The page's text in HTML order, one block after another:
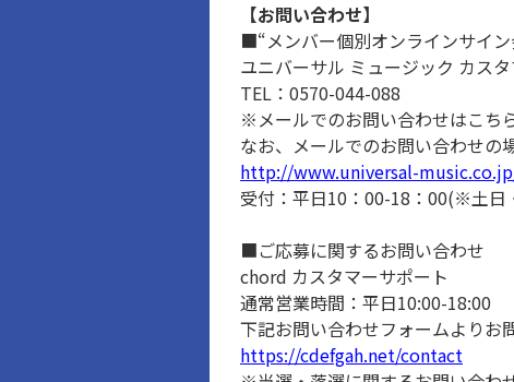
【お問い合わせ】
■“メンバー個別オンラインサイ
ユニバーサル ミュージック カス
TEL：0570-044-088
※メールでのお問い合わせはこち
なお、メールでのお問い合わせの
http://www.universal-
受付：平日10：00-18：00(※土日
■ご応募に関するお問い合わせ
chord カスタマーサポート
通常営業時間：平日10:00-18:00
下記お問い合わせフォームよりお
https://cdefgah.net/contact